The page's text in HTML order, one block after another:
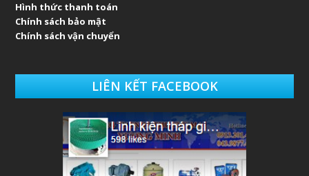
Hình thức thanh toán
Chính sách bảo mật
Chính sách vận chuyển
LIÊN KẾT FACEBOOK